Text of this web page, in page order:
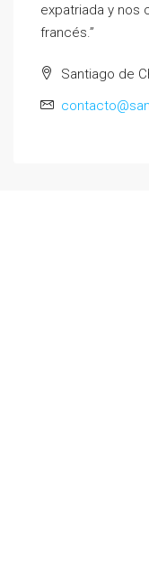
expatriada y nos
francés.”
Santiago de